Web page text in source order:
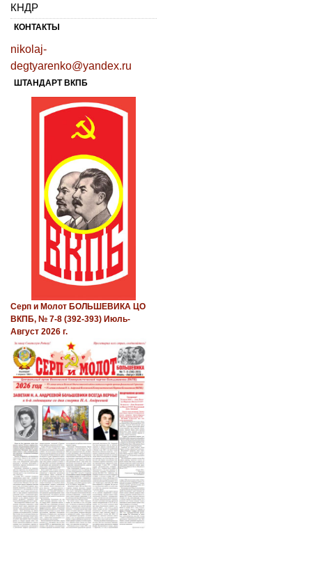
КНДР
КОНТАКТЫ
nikolaj-
degtyarenko@yandex.ru
ШТАНДАРТ ВКПБ
Серп и Молот БОЛЬШЕВИКА ЦО
ВКПБ, № 7-8 (392-393) Июль-
Август 2026 г.